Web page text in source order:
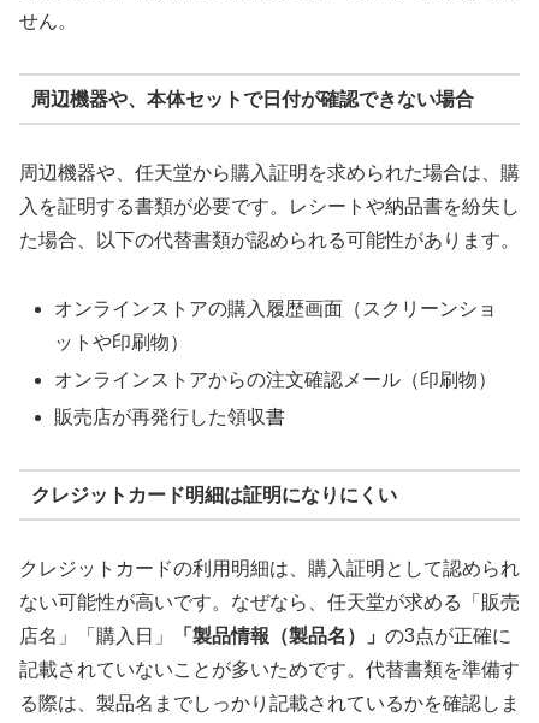
せん。
周辺機器や、本体セットで日付が確認できない場合
周辺機器や、任天堂から購入証明を求められた場合は、購
入を証明する書類が必要です。レシートや納品書を紛失し
た場合、以下の代替書類が認められる可能性があります。
オンラインストアの購入履歴画面（スクリーンショ
ットや印刷物）
オンラインストアからの注文確認メール（印刷物）
販売店が再発行した領収書
クレジットカード明細は証明になりにくい
クレジットカードの利用明細は、購入証明として認められ
ない可能性が高いです。なぜなら、任天堂が求める「販売
店名」「購入日」
「製品情報（製品名）」 の3点が正確に
記載されていないことが多いためです。代替書類を準備す
る際は、製品名までしっかり記載されているかを確認しま